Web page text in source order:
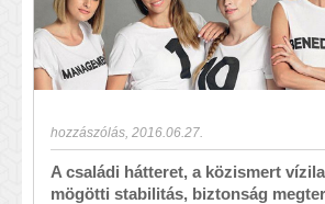
hozzászólás 2016.06.27.
A családi hátteret, a közismert
mögötti stabilitás, biztonság